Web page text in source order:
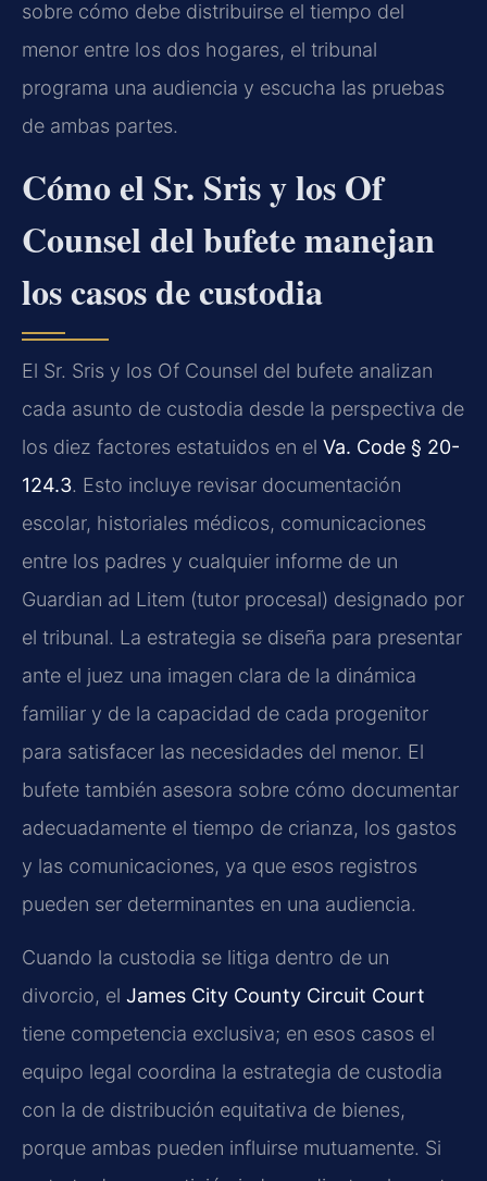
sobre cómo debe distribuirse el tiempo del
menor entre los dos hogares, el tribunal
programa una audiencia y escucha las pruebas
de ambas partes.
Cómo el Sr. Sris y los Of
Counsel del bufete manejan
los casos de custodia
El Sr. Sris y los Of Counsel del bufete analizan
cada asunto de custodia desde la perspectiva de
los diez factores estatuidos en el Va. Code § 20-
124.3. Esto incluye revisar documentación
escolar, historiales médicos, comunicaciones
entre los padres y cualquier informe de un
Guardian ad Litem (tutor procesal) designado por
el tribunal. La estrategia se diseña para presentar
ante el juez una imagen clara de la dinámica
familiar y de la capacidad de cada progenitor
para satisfacer las necesidades del menor. El
bufete también asesora sobre cómo documentar
adecuadamente el tiempo de crianza, los gastos
y las comunicaciones, ya que esos registros
pueden ser determinantes en una audiencia.
Cuando la custodia se litiga dentro de un
divorcio, el James City County Circuit Court
tiene competencia exclusiva; en esos casos el
equipo legal coordina la estrategia de custodia
con la de distribución equitativa de bienes,
porque ambas pueden influirse mutuamente. Si